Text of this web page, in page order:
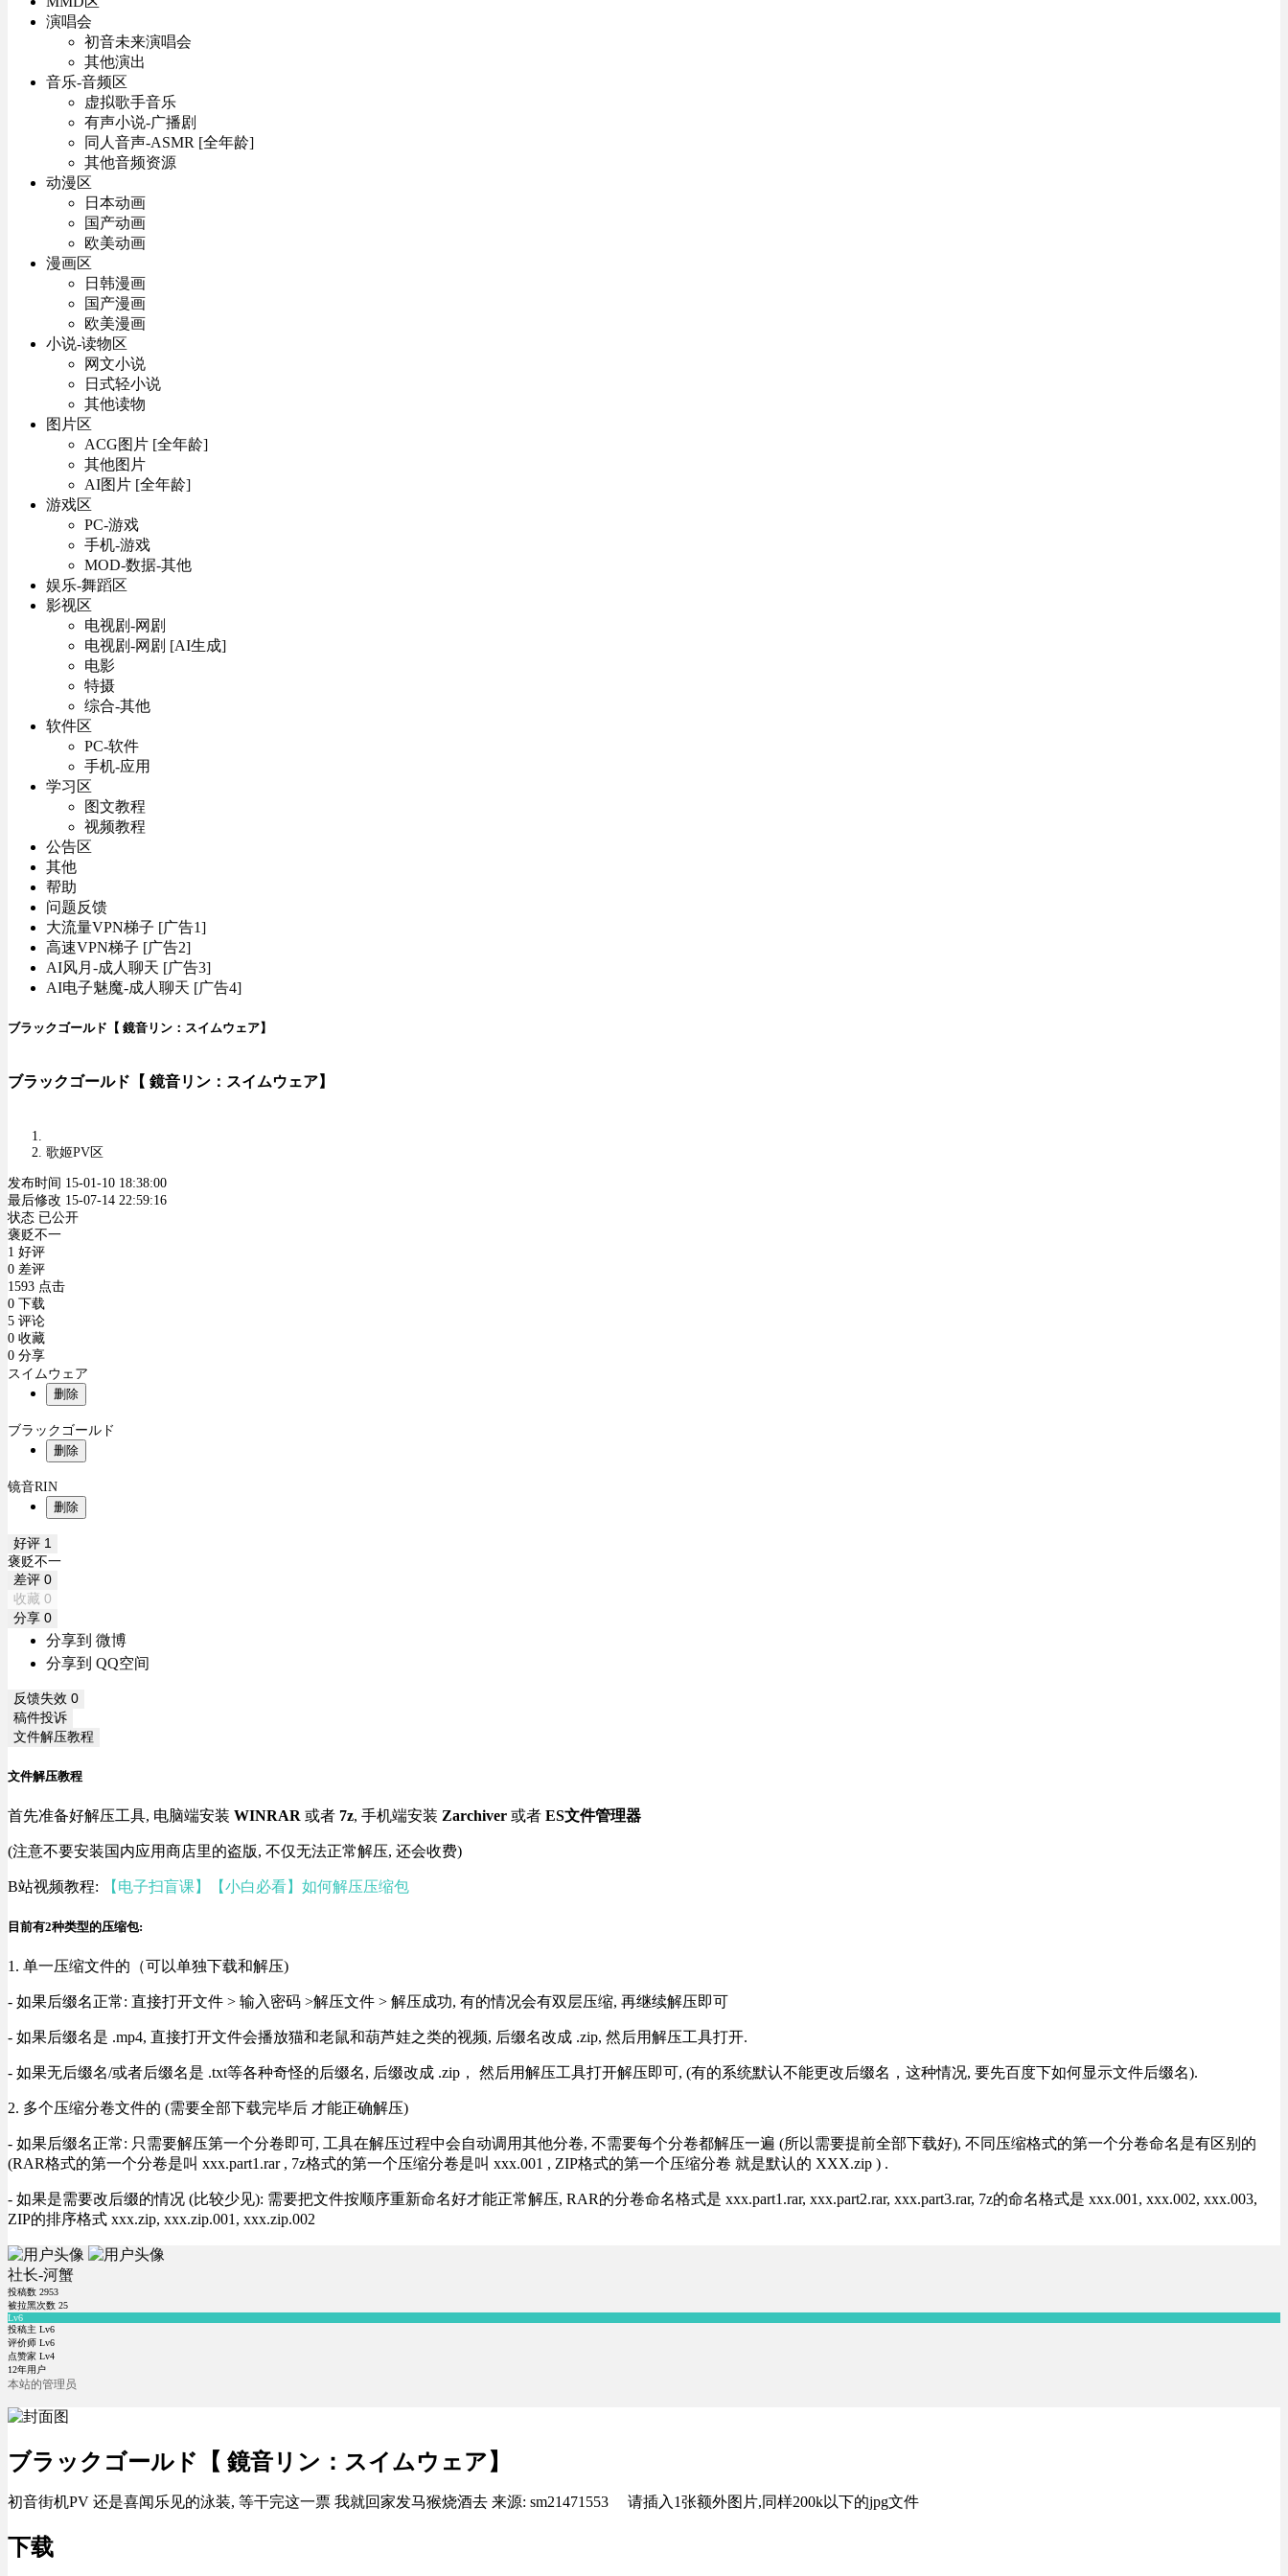
演唱会
初音未来演唱会
其他演出
音乐-音频区
虚拟歌手音乐
有声小说-广播剧
同人音声-ASMR [全年龄]
其他音频资源
动漫区
日本动画
国产动画
欧美动画
漫画区
日韩漫画
国产漫画
欧美漫画
小说-读物区
网文小说
日式轻小说
其他读物
图片区
ACG图片 [全年龄]
其他图片
AI图片 [全年龄]
游戏区
PC-游戏
手机-游戏
MOD-数据-其他
娱乐-舞蹈区
影视区
电视剧-网剧
电视剧-网剧 [AI生成]
电影
特摄
综合-其他
软件区
PC-软件
手机-应用
学习区
图文教程
视频教程
公告区
其他
帮助
问题反馈
大流量VPN梯子 [广告1]
高速VPN梯子 [广告2]
AI风月-成人聊天 [广告3]
AI电子魅魔-成人聊天 [广告4]
ブラックゴールド【 鏡音リン：スイムウェア】
ブラックゴールド【 鏡音リン：スイムウェア】
歌姬PV区
发布时间 15-01-10 18:38:00
最后修改 15-07-14 22:59:16
状态 已公开
褒贬不一
1 好评
0 差评
1593 点击
0 下载
5 评论
0 收藏
0 分享
スイムウェア
删除
ブラックゴールド
删除
镜音RIN
删除
好评 1
褒贬不一
差评 0
收藏 0
分享 0
分享到 微博
分享到 QQ空间
反馈失效 0
稿件投诉
文件解压教程
文件解压教程
首先准备好解压工具, 电脑端安装 WINRAR 或者 7z, 手机端安装 Zarchiver 或者 ES文件管理器
(注意不要安装国内应用商店里的盗版, 不仅无法正常解压, 还会收费)
B站视频教程: 【电子扫盲课】【小白必看】如何解压压缩包
目前有2种类型的压缩包:
1. 单一压缩文件的（可以单独下载和解压)
- 如果后缀名正常: 直接打开文件 > 输入密码 >解压文件 > 解压成功, 有的情况会有双层压缩, 再继续解压即可
- 如果后缀名是 .mp4, 直接打开文件会播放猫和老鼠和葫芦娃之类的视频, 后缀名改成 .zip, 然后用解压工具打开.
- 如果无后缀名/或者后缀名是 .txt等各种奇怪的后缀名, 后缀改成 .zip， 然后用解压工具打开解压即可, (有的系统默认不能更改后缀名，这种情况, 要先百度下如何显示文件后缀名).
2. 多个压缩分卷文件的 (需要全部下载完毕后 才能正确解压)
- 如果后缀名正常: 只需要解压第一个分卷即可, 工具在解压过程中会自动调用其他分卷, 不需要每个分卷都解压一遍 (所以需要提前全部下载好), 不同压缩格式的第一个分卷命名是有区别的
(RAR格式的第一个分卷是叫 xxx.part1.rar , 7z格式的第一个压缩分卷是叫 xxx.001 , ZIP格式的第一个压缩分卷 就是默认的 XXX.zip ) .
- 如果是需要改后缀的情况 (比较少见): 需要把文件按顺序重新命名好才能正常解压, RAR的分卷命名格式是 xxx.part1.rar, xxx.part2.rar, xxx.part3.rar, 7z的命名格式是 xxx.001, xxx.002, xxx.003,
ZIP的排序格式 xxx.zip, xxx.zip.001, xxx.zip.002
社长-河蟹
投稿数 2953
被拉黑次数 25
Lv6
投稿主 Lv6
评价师 Lv6
点赞家 Lv4
12年用户
本站的管理员
ブラックゴールド【 鏡音リン：スイムウェア】
初音街机PV 还是喜闻乐见的泳装, 等干完这一票 我就回家发马猴烧酒去 来源: sm21471553 请插入1张额外图片,同样200k以下的jpg文件
下载